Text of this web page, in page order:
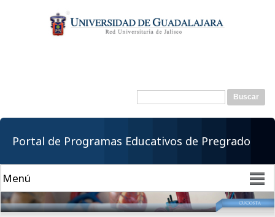
contenido
principal
Formulario de
Buscar
Portal de Programas Educativos de Pregrado